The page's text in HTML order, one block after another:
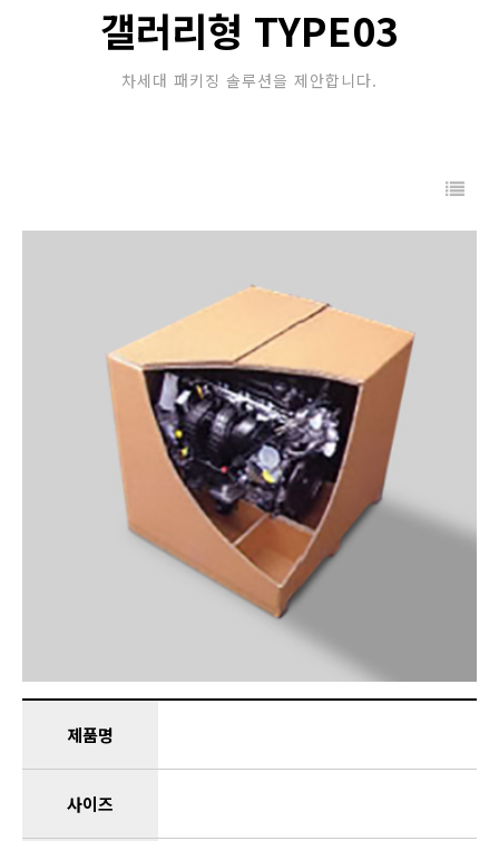
갤러리형 TYPE03
차세대 패키징 솔루션을 제안합니다.
제품명
사이즈